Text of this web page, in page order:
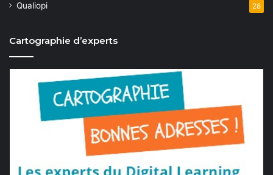
Qualiopi 28
Cartographie d’experts